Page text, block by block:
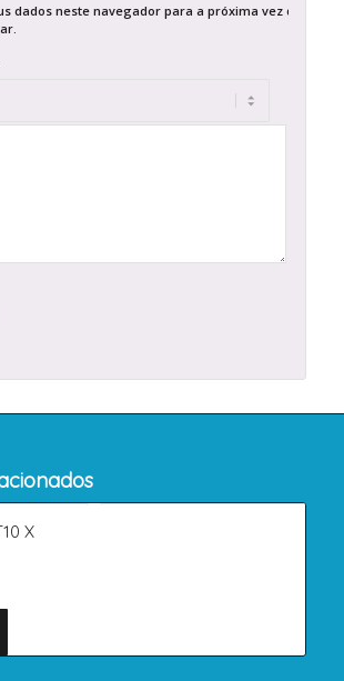
dados neste navegador para a próxima vez que
X